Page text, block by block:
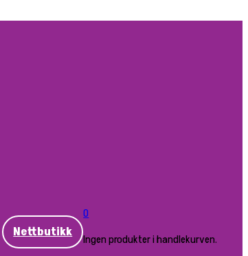
Nettbutikk
0
Ingen produkter i handlekurven.